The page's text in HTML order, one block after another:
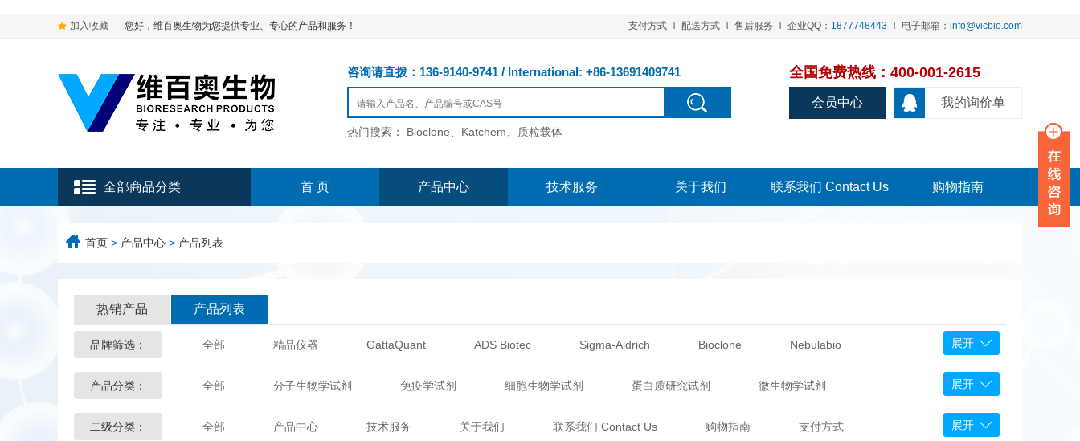
加入收藏 您好，维百奥生物为您提供专业、专心的产品和服务！ 支付方式 配送方式 售后服务 企业QQ： 1877748443 电子邮箱： info@vicbio.com
咨询请直拨：136-9140-9741 / International: +86-13691409741
热门搜索： Bioclone、Katchem、质粒载体
全国免费热线：400-001-2615
我的询价单
会员中心
全部商品分类 首 页 产品中心 技术服务 关于我们 联系我们 Contact Us 购物指南
首页 > 产品中心 > 产品列表
热销产品 产品列表
品牌筛选： 全部 精品仪器 GattaQuant ADS Biotec Sigma-Aldrich Bioclone Nebulabio
Glycon Biochem Sterlitech 热销产品 辰辉创聚生物® (Nebulabio) BPS Bioscience
Echelon Biosciences Verichem Laboratories Vicbio Biotech Click Chemistry Tools Bioassay Systems
展开
产品分类： 全部 分子生物学试剂 免疫学试剂 细胞生物学试剂 蛋白质研究试剂 微生物学试剂
化学及生物化学试剂 材料学试剂 仪器及设备 耗材及常用物品 其他产品
展开
二级分类： 全部 产品中心 技术服务 关于我们 联系我们 Contact Us 购物指南 支付方式 展开